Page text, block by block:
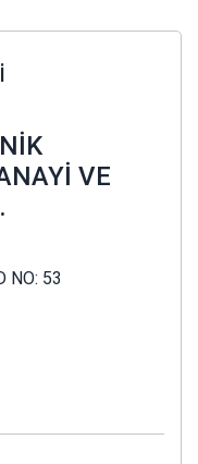
VE
NO: 53